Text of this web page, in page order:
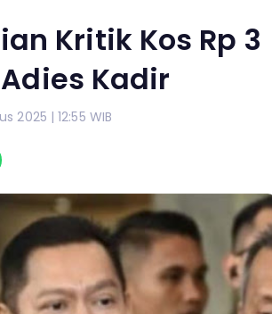
Kritik Kos Rp 3
Kadir
2025 | 12:55 WIB